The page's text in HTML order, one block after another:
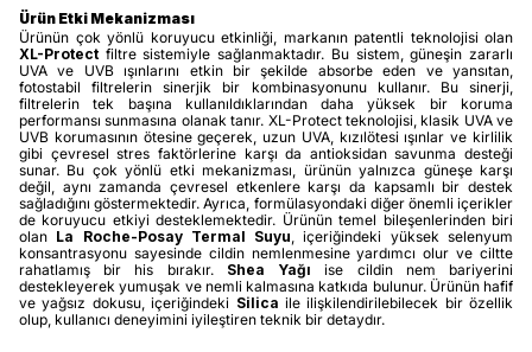
Ürün Etki Mekanizması
Ürünün çok yönlü koruyucu etkinliği, markanın patentli teknolojisi olan
XL-Protect filtre sistemiyle sağlanmaktadır. Bu sistem, güneşin zararlı
UVA ve UVB ışınlarını etkin bir şekilde absorbe eden ve yansıtan,
fotostabil filtrelerin sinerjik bir kombinasyonunu kullanır. Bu sinerji,
filtrelerin tek başına kullanıldıklarından daha yüksek bir koruma
performansı sunmasına olanak tanır. XL-Protect teknolojisi, klasik UVA ve
UVB korumasının ötesine geçerek, uzun UVA, kızılötesi ışınlar ve kirlilik
gibi çevresel stres faktörlerine karşı da antioksidan savunma desteği
sunar. Bu çok yönlü etki mekanizması, ürünün yalnızca güneşe karşı
değil, aynı zamanda çevresel etkenlere karşı da kapsamlı bir destek
sağladığını göstermektedir. Ayrıca, formülasyondaki diğer önemli içerikler
de koruyucu etkiyi desteklemektedir. Ürünün temel bileşenlerinden biri
olan La Roche-Posay Termal Suyu , içeriğindeki yüksek selenyum
konsantrasyonu sayesinde cildin nemlenmesine yardımcı olur ve ciltte
rahatlamış bir his bırakır. Shea Yağı ise cildin nem bariyerini
destekleyerek yumuşak ve nemli kalmasına katkıda bulunur. Ürünün hafif
ve yağsız dokusu, içeriğindeki Silica ile ilişkilendirilebilecek bir özellik
olup, kullanıcı deneyimini iyileştiren teknik bir detaydır.